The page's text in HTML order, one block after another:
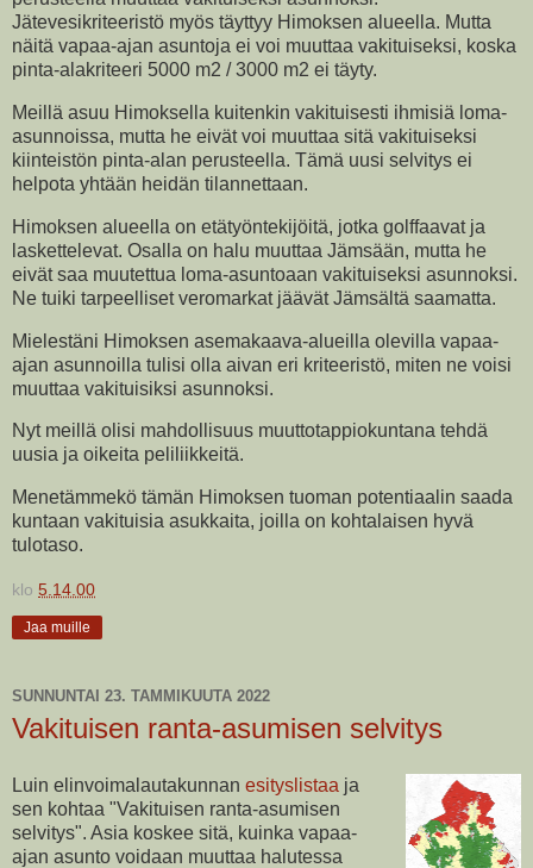
Jätevesikriteeristö myös täyttyy Himoksen alueella. Mutta
näitä vapaa-ajan asuntoja ei voi muuttaa vakituiseksi, koska
pinta-alakriteeri 5000 m2 / 3000 m2 ei täyty.
Meillä asuu Himoksella kuitenkin vakituisesti ihmisiä loma-
asunnoissa, mutta he eivät voi muuttaa sitä vakituiseksi
kiinteistön pinta-alan perusteella. Tämä uusi selvitys ei
helpota yhtään heidän tilannettaan.
Himoksen alueella on etätyöntekijöitä, jotka golffaavat ja
laskettelevat. Osalla on halu muuttaa Jämsään, mutta he
eivät saa muutettua loma-asuntoaan vakituiseksi asunnoksi.
Ne tuiki tarpeelliset veromarkat jäävät Jämsältä saamatta.
Mielestäni Himoksen asemakaava-alueilla olevilla vapaa-
ajan asunnoilla tulisi olla aivan eri kriteeristö, miten ne voisi
muuttaa vakituisiksi asunnoksi.
Nyt meillä olisi mahdollisuus muuttotappiokuntana tehdä
uusia ja oikeita peliliikkeitä.
Menetämmekö tämän Himoksen tuoman potentiaalin saada
kuntaan vakituisia asukkaita, joilla on kohtalaisen hyvä
tulotaso.
klo 5.14.00
Jaa muille
SUNNUNTAI 23. TAMMIKUUTA 2022
Vakituisen ranta-asumisen selvitys
Luin elinvoimalautakunnan esityslistaa ja
sen kohtaa "Vakituisen ranta-asumisen
selvitys". Asia koskee sitä, kuinka vapaa-
ajan asunto voidaan muuttaa halutessa